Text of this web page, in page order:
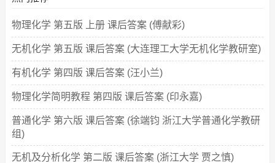
物理化学 第五版 上册 课后答案 (傅献彩)
无机化学 第五版 课后答案 (大连理工大学无机化学教研室)
有机化学 第四版 课后答案 (汪小兰)
物理化学简明教程 第四版 课后答案 (印永嘉)
普通化学 第六版 课后答案 (徐端钧 浙江大学普通化学教研
组)
无机及分析化学 第二版 课后答案 (浙江大学 贾之慎)